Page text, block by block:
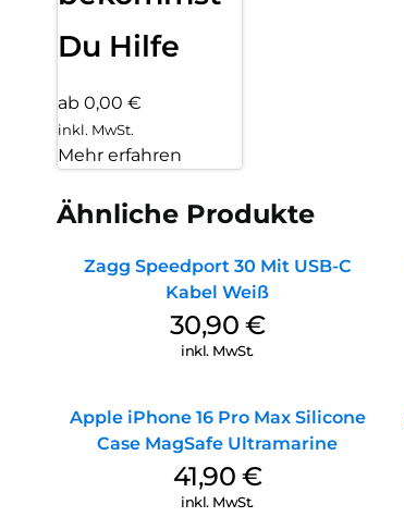
Du Hilfe
ab 0,00 €
inkl. MwSt.
Mehr erfahren
Ähnliche Produkte
Zagg Speedport 30 Mit USB-C
Kabel Weiß
30,90 €
inkl. MwSt.
Apple iPhone 16 Pro Max Silicone
Case MagSafe Ultramarine
41,90 €
inkl. MwSt.